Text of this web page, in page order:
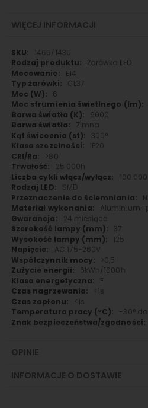
WIĘCEJ INFORMACJI
Więcej
informacji
1466/1436
Żarówka LED
E14
CL37
6
6000
Zimna
300°
IP20
>80
25 000h
100 000
SMD
24 miesiące
37
125
AC:175-260V
>0,5
6kWh/1000h
F
<1s
<1s
-30° do
OPINIE
INFORMACJE O DOSTAWIE